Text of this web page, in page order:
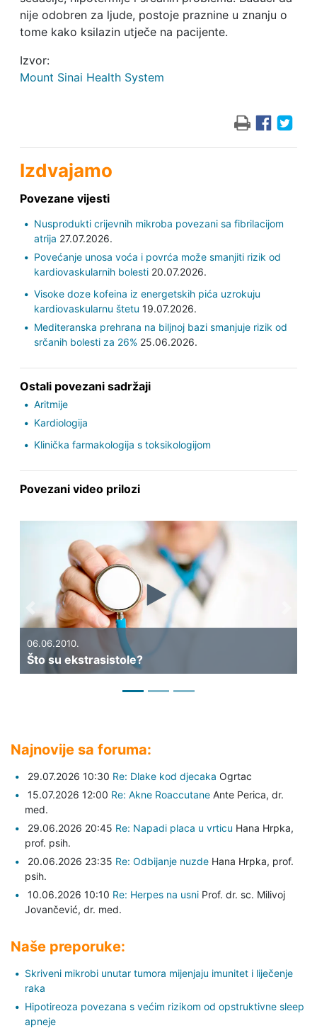
nije odobren za ljude, postoje praznine u znanju o
tome kako ksilazin utječe na pacijente.
Izvor:
Mount Sinai Health System
Izdvajamo
Povezane vijesti
Nusprodukti crijevnih mikroba povezani sa fibrilacijom
atrija 27.07.2026.
Povećanje unosa voća i povrća može smanjiti rizik od
kardiovaskularnih bolesti20.07.2026.
Visoke doze kofeina iz energetskih pića uzrokuju
kardiovaskularnu štetu 19.07.2026.
Mediteranska prehrana na biljnoj bazi smanjuje rizik od
srčanih bolesti za 26%25.06.2026.
Ostali povezani sadržaji
Aritmije
Kardiologija
Klinička farmakologija s toksikologijom
Povezani video prilozi
06.06.2010.
Što su ekstrasistole?
Previous
Najnovije sa foruma:
29.07.2026 10:30 Re: Dlake kod djecaka Ogrtac
15.07.2026 12:00 Re: Akne Roaccutane Ante Perica, dr.
med.
29.06.2026 20:45 Re: Napadi placa u vrticu Hana Hrpka,
prof. psih.
20.06.2026 23:35 Re: Odbijanje nuzde Hana Hrpka, prof.
psih.
10.06.2026 10:10 Re: Herpes na usni Prof. dr. sc. Milivoj
Jovančević, dr. med.
Naše preporuke:
Skriveni mikrobi unutar tumora mijenjaju imunitet i liječenje
raka
Hipotireoza povezana s većim rizikom od opstruktivne sleep
apneje